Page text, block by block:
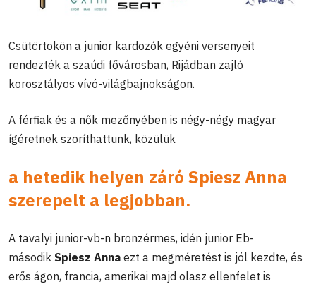
Csütörtökön a junior kardozók egyéni versenyeit
rendezték a szaúdi fővárosban, Rijádban zajló
korosztályos vívó-világbajnokságon.
A férfiak és a nők mezőnyében is négy-négy magyar
ígéretnek szoríthattunk, közülük
a hetedik helyen záró Spiesz Anna
szerepelt a legjobban.
A tavalyi junior-vb-n bronzérmes, idén junior Eb-
második Spiesz Anna ezt a megméretést is jól kezdte, és
erős ágon, francia, amerikai majd olasz ellenfelet is